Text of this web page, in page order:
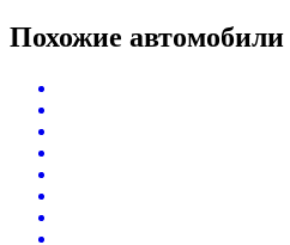
Похожие автомобили